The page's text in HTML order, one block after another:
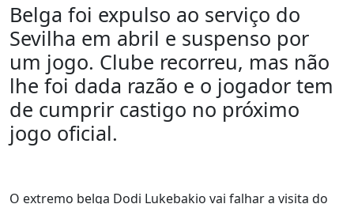
Belga foi expulso ao serviço do
Sevilha em abril e suspenso por
um jogo. Clube recorreu, mas não
lhe foi dada razão e o jogador tem
de cumprir castigo no próximo
jogo oficial.
O extremo belga Dodi Lukebakio vai falhar a visita do